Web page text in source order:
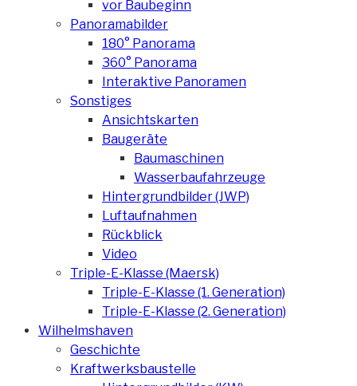
vor Baubeginn
Panoramabilder
180° Panorama
360° Panorama
Interaktive Panoramen
Sonstiges
Ansichtskarten
Baugeräte
Baumaschinen
Wasserbaufahrzeuge
Hintergrundbilder (JWP)
Luftaufnahmen
Rückblick
Video
Triple-E-Klasse (Maersk)
Triple-E-Klasse (1. Generation)
Triple-E-Klasse (2. Generation)
Wilhelmshaven
Geschichte
Kraftwerksbaustelle